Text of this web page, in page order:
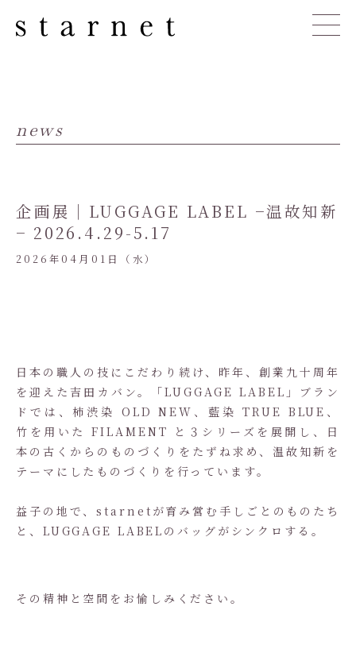
news
企画展｜LUGGAGE LABEL −温故知新
− 2026.4.29-5.17
2026年04月01日（水）
日本の職人の技にこだわり続け、昨年、創業九十周年
を迎えた吉田カバン。「LUGGAGE LABEL」ブラン
ドでは、柿渋染 OLD NEW、藍染 TRUE BLUE、
竹を用いた FILAMENT と３シリーズを展開し、日
本の古くからのものづくりをたずね求め、温故知新を
テーマにしたものづくりを行っています。
益子の地で、starnetが育み営む手しごとのものたち
と、LUGGAGE LABELのバッグがシンクロする。
その精神と空間をお愉しみください。